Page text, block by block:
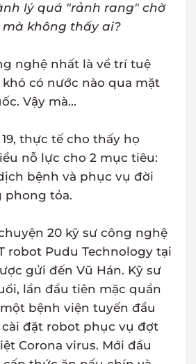
lý quá "rảnh rang" chờ
không thấy ai?
nghệ nhất là về trí tuệ
có nước nào qua mặt
Vậy mà...
thực tế cho thấy họ
nỗ lực cho 2 mục tiêu:
bệnh và phục vụ đời
phong tỏa.
20 kỹ sư công nghệ
robot Pudu Technology tại
gửi đến Vũ Hán. Kỹ sư
lần đầu tiên mặc quần
bệnh viện tuyến đầu
cài đặt robot phục vụ đợt
Corona virus. Mới đầu